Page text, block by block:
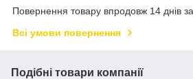
Повернення товару впродовж 14 днів
Всі умови повернення
Подібні товари компанії